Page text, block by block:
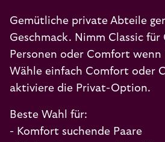
Gemütliche private Abteile
Geschmack. Nimm Classic für
Personen oder Comfort
Wähle einfach Comfort oder
aktiviere die Privat-Option.
Beste Wahl für:
- Komfort suchende Paare